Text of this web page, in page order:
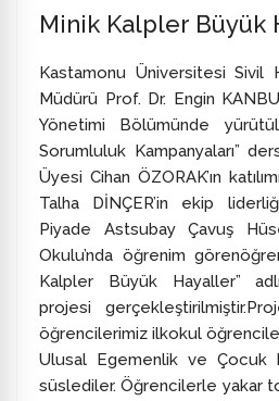
Minik Kalpler Büyük
Kastamonu Üniversitesi Sivil
Müdürü Prof. Dr. Engin
Yönetimi Bölümünde
Sorumluluk Kampanyaları”
Üyesi Cihan ÖZORAK’ın
Talha DİNÇER’in ekip
Piyade Astsubay Çavuş
Okulu’nda öğrenim
Kalpler Büyük Hayaller”
projesi
öğrencilerimiz ilkokul
Ulusal Egemenlik ve Çocuk
süslediler. Öğrencilerle yakar